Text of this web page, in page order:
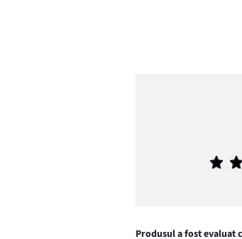
Produsul a fost evaluat